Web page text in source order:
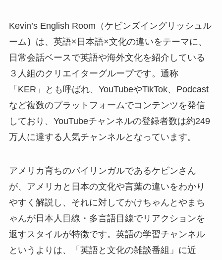
Kevin’s English Room（ケビンズイングリッシュル
ーム） は、英語×日本語×文化の違いをテーマに、
日常会話ベースで英語や海外文化を紹介している
３人組のクリエイターグループです。通称
「KER」とも呼ばれ、YouTubeやTikTok、Podcast
など複数のプラットフォームでコンテンツを発信
しており、YouTubeチャンネルの登録者数は約249
万人に達する人気チャンネルとなっています。
アメリカ育ちのバイリンガルであるケビンさん
が、アメリカと日本の文化や言葉の違いをわかり
やすく解説し、それに対してかけちゃんとやまち
ゃんが日本人目線・多言語目線でリアクションを
返すスタイルが特徴です。英語の学習チャンネル
というよりは、「英語と文化の雑談番組」に近